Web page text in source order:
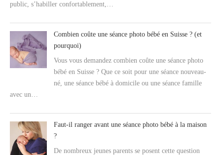
public, s’habiller confortablement,…
Combien coûte une séance photo bébé en Suisse ? (et
pourquoi)
Vous vous demandez combien coûte une séance photo
bébé en Suisse ? Que ce soit pour une séance nouveau-
né, une séance bébé à domicile ou une séance famille
avec un…
Faut-il ranger avant une séance photo bébé à la maison
?
De nombreux jeunes parents se posent cette question